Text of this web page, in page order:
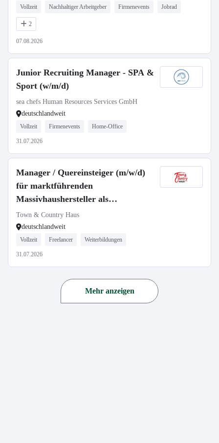
Vollzeit Nachhaltiger Arbeitgeber Firmenevents Jobrad
2
07.08.2026
Junior Recruiting Manager - SPA &
Sport (w/m/d)
sea chefs Human Resources Services GmbH
deutschlandweit
Vollzeit Firmenevents Home-Office
31.07.2026
Manager / Quereinsteiger (m/w/d)
für marktführenden
Massivhaushersteller als
selbstständiger Gebietsleiter
Town & Country Haus
deutschlandweit
Vollzeit Freelancer Weiterbildungen
31.07.2026
Mehr anzeigen